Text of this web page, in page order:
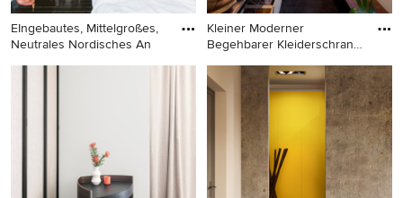
EIngebautes, Mittelgroßes,
Neutrales Nordisches An
EIngebautes, Mittelgroßes,
Ankleidezimmer mit offenen
Holzschränken und
schwarzem Boden in
Stockholm
Kleiner Moderner
Begehbarer Kleiderschrank
Kleiner Moderner
Begehbarer Kleiderschrank
mit offenen Schränken,
hellbraunen Holzschränken
und schwarzem Boden in